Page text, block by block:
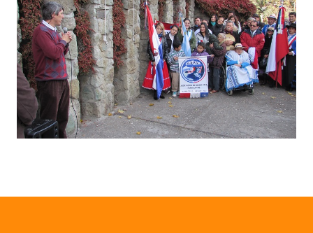
Declaraciones
Resoluciones
Resoluciones de Presidencia
INSTITUCIONAL
Antiguos Pobladores